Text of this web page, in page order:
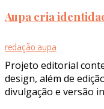
Aupa cria
redação aupa
Projeto editorial
design, além de
divulgação e versão